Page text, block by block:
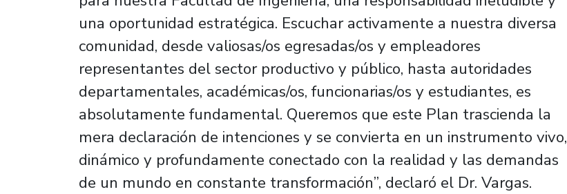
una oportunidad estratégica. Escuchar activamente a nuestra diversa
comunidad, desde valiosas/os egresadas/os y empleadores
representantes del sector productivo y público, hasta autoridades
departamentales, académicas/os, funcionarias/os y estudiantes, es
absolutamente fundamental. Queremos que este Plan trascienda la
mera declaración de intenciones y se convierta en un instrumento vivo,
dinámico y profundamente conectado con la realidad y las demandas
de un mundo en constante transformación”, declaró el Dr. Vargas.